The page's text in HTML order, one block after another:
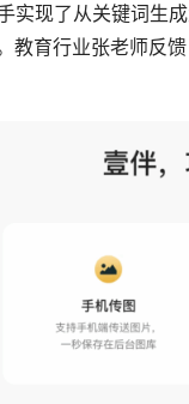
实现了从关键词
育行业张老师反